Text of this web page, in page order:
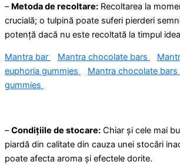
– Metoda de recoltare: Recoltarea la
crucială; o tulpină poate suferi pierderi
potență dacă nu este recoltată la timpul
Mantra bar Mantra chocolate bars
euphoria gummies
Mantra chocolate bars
gummies
–Condițiile de stocare: Chiar și cele mai
piardă din calitate din cauza unei stocări
poate afecta aroma și efectele dorite.